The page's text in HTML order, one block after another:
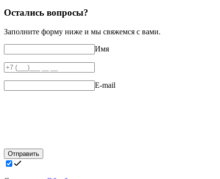
Остались вопросы?
Заполните форму ниже и мы свяжемся с вами.
Имя
E-mail
Отправить